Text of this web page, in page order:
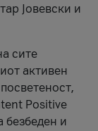
Јовевски и
сите
активен
Positive
безбеден и